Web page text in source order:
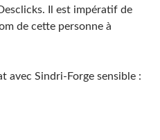
Il est impératif de
de cette personne à
avec Sindri-Forge sensible :